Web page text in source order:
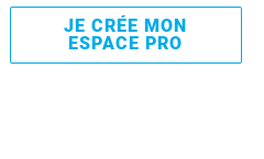
JE CRÉE MON
ESPACE PRO